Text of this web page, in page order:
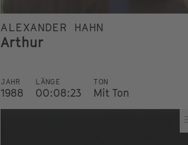
ALEXANDER HAHN
Arthur
JAHR
1988
LÄNGE
00:08:23
TON
Mit Ton